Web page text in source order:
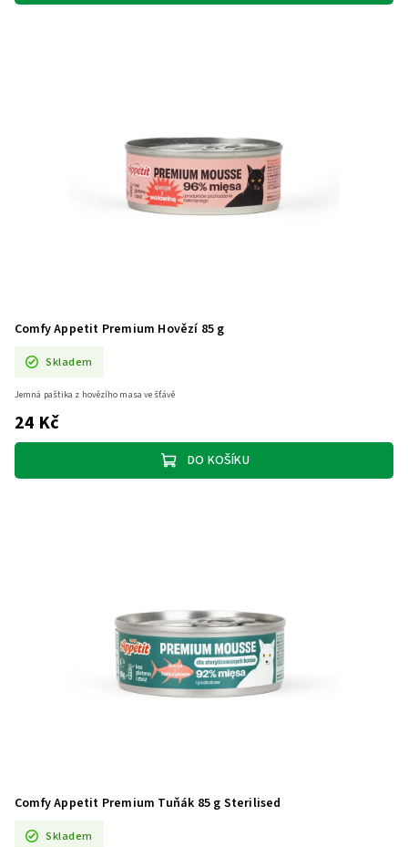
Comfy Appetit Premium Hovězí 85 g
Skladem
24 Kč
DO KOŠÍKU
Jemná paštika z hovězího masa ve šťávě
Comfy Appetit Premium Tuňák 85 g Sterilised
Skladem